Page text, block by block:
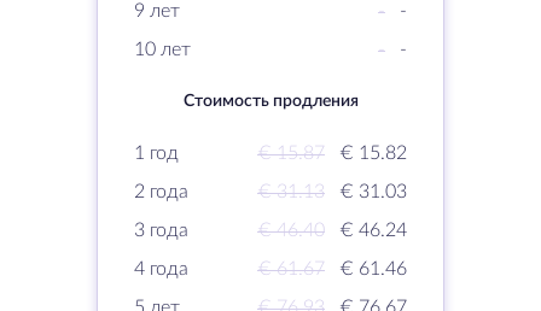
9 лет
-
-
10 лет
- -
Стоимость продления
1 год € 15.87
€ 15.82
2 года
€ 31.13
€ 31.03
3 года
€ 46.40
€ 46.24
4 года
€ 61.67
€ 61.46